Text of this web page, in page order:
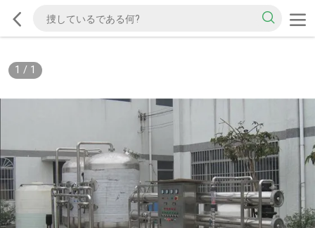
1 / 1